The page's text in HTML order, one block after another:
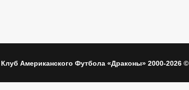
Клуб Американского Футбола «Драконы» 2000-2026 ©